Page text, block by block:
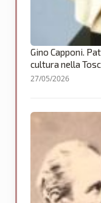
Gino Capponi.
cultura nella
27/05/2026